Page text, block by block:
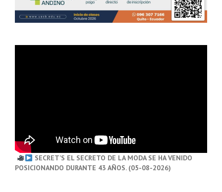
SECRET’S EL SECRETO DE LA MODA SE HA VENIDO
POSICIONANDO DURANTE 43 AÑOS. (05-08-2026)